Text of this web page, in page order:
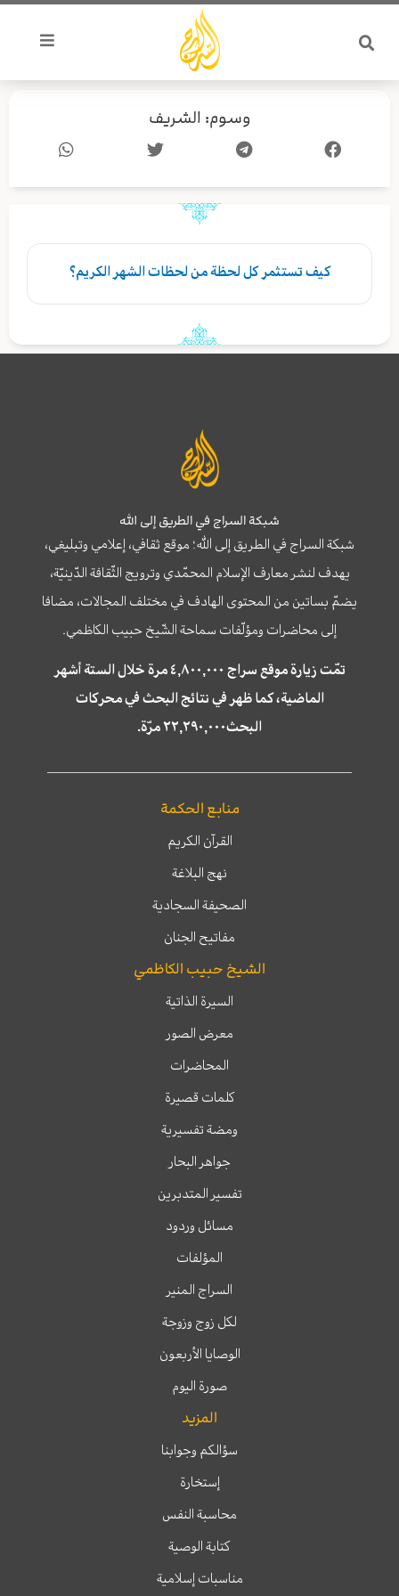
تخطي
المحتوى
وسوم: الشريف
کیف تستثمر كل لحظة من لحظات الشهر الكريم؟
شبكة السراج في الطريق إلى الله
شبكة السراج في الطريق إلى الله؛ موقع ثقافي، إعلامي وتبليغي،
يهدف لنشر معارف الإسلام المحمّدي وترويج الثّقافة الدّينيّة،
يضمّ بساتين من المحتوى الهادف في مختلف المجالات، مضافا
إلى محاضرات ومؤلّفات سماحة الشّيخ حبيب الكاظمي.
تمّت زيارة موقع سراج ٤,٨٠٠,٠٠٠ مرة خلال الستة أشهر
الماضية، كما ظهر في نتائج البحث في محركات
البحث٢٢,٢٩٠,٠٠٠ مرّة.
منابع الحكمة
القرآن الكريم
نهج البلاغة
الصحيفة السجادية
مفاتيح الجنان
الشيخ حبيب الكاظمي
السيرة الذاتية
معرض الصور
المحاضرات
كلمات قصيرة
ومضة تفسيرية
جواهر البحار
تفسير المتدبرين
مسائل وردود
المؤلفات
السراج المنير
لكل زوج وزوجة
الوصايا الأربعون
صورة اليوم
المزيد
سؤالكم وجوابنا
إستخارة
محاسبة النفس
كتابة الوصية
مناسبات إسلامية